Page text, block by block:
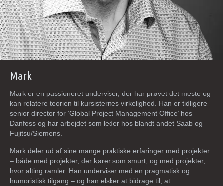
Mark
Mark er en passioneret underviser, der har prøvet det meste og
kan relatere teorien til kursisternes virkelighed. Han er tidligere
senior director for ‘Global Project Management Office’ hos
Danfoss og har arbejdet som leder hos blandt andet Saab og
Fujitsu/Siemens.
Mark deler ud af sine mange praktiske erfaringer med projekter
– både med projekter, der kører som smurt, og med projekter,
hvor alting ramler. Han underviser med en pragmatisk og
humoristisk tilgang – og han elsker at bidrage til, at